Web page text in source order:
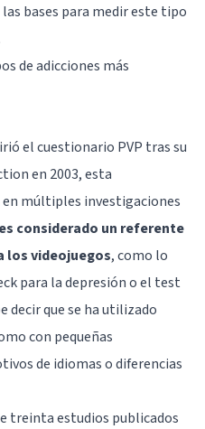
bases para medir este tipo
de adicciones más
el cuestionario PVP tras su
en 2003, esta
múltiples investigaciones
considerado un referente
los videojuegos, como lo
para la depresión o el test
decir que se ha utilizado
con pequeñas
de idiomas o diferencias
treinta estudios publicados